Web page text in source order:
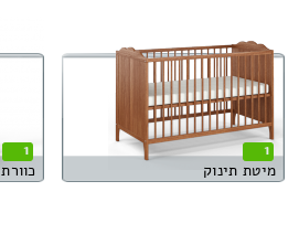
1
מיטת תינוק
1
כוורת 12 מגירות